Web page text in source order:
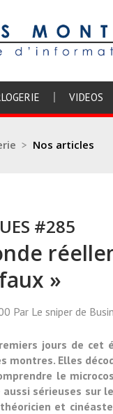
VIDEOS
> Nos articles
#285
»
Par Le sniper de
jours de cet
montres. Elles
le
sérieuses sur
et